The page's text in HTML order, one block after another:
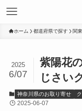
ホーム 都道府県で探す 関
紫陽花
じさい
2025
6/07
神奈川県のお取り寄せ
2025-06-07